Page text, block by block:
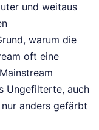
und weitaus
warum die
oft eine
Ungefilterte, auch
anders gefärbt